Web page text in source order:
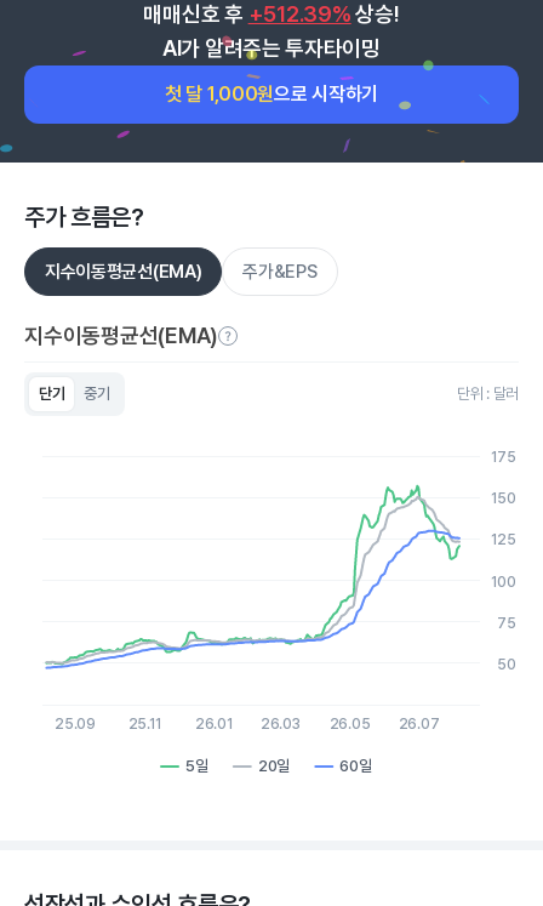
매매신호 후 +512.39% 상승!
AI가 알려주는 투자타이밍
첫 달 1,000원으로 시작하기
주가 흐름은?
지수이동평균선(EMA) 주가&EPS
지수이동평균선(EMA)
단기 중기 단위 : 달러
The chart has 1 X axis displaying Time. Data ranges from
The chart has 1 Y axis displaying values. Data ranges from
5일 20일 60일
25.09 25.11 26.01 26.03 26.05 26.07
50
75
100
125
150
175